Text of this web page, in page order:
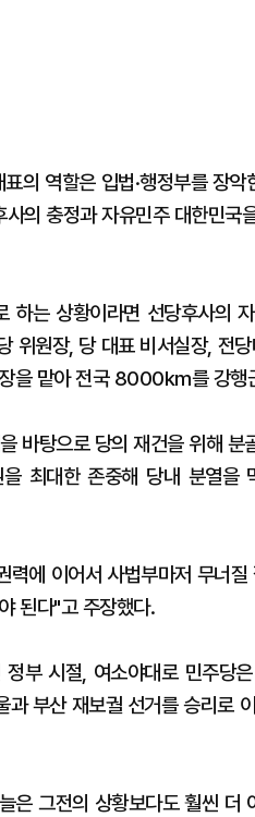
의 역할은 입법·행정부를 장
의 충정과 자유민주 대한민
하는 상황이라면 선당후사의
위원장, 당 대표 비서실장, 전
을 맡아 전국 8000km를 강행
바탕으로 당의 재건을 위해
최대한 존중해 당내 분열을
력에 이어서 사법부마저 무너
된다"고 주장했다.
부 시절, 여소야대로 민주당
과 부산 재보궐 선거를 승리로
그전의 상황보다도 훨씬 더